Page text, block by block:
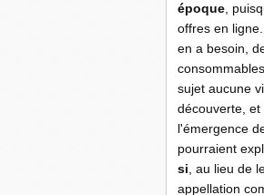
époque ,
offres en
en a besoin,
sujet aucune
découverte,
l'émergence
pourraient
si , au lieu de
appellation